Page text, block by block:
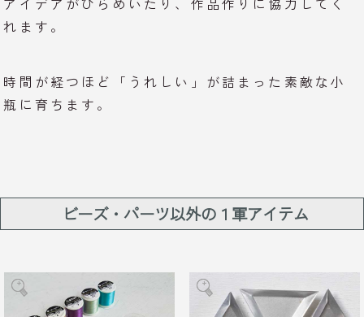
れます。
時間が経つほど「うれしい」が詰まった素敵な小
瓶に育ちます。
ビーズ・パーツ以外の１軍アイテム